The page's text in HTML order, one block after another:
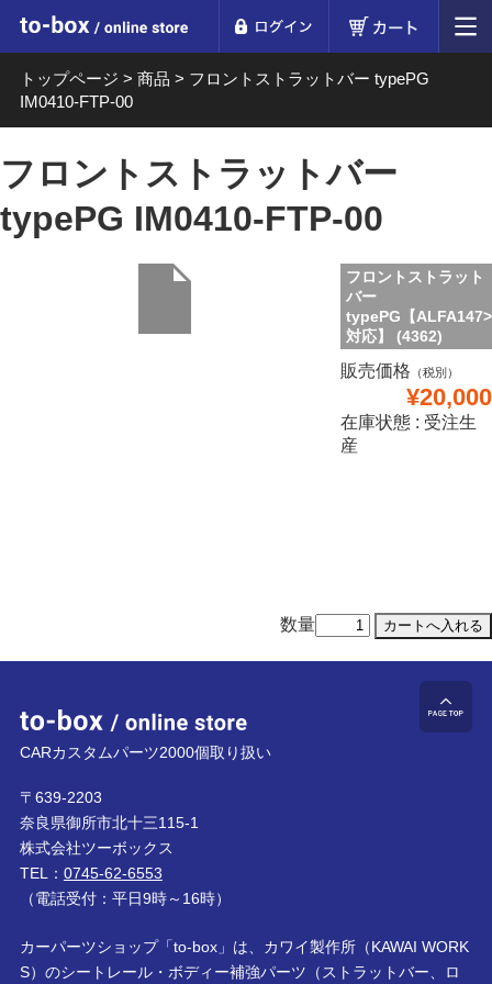
to-box online store
トップページ > 商品 > フロントストラットバー typePG
IM0410-FTP-00
フロントストラットバー
typePG IM0410-FTP-00
フロントストラット
バー
typePG【
対応】 (4362)
販売価格 （税別）
¥20,000
在庫状態 : 受注生
産
数量
to-box online store
CARカスタムパーツ2000個取り扱い
〒639-2203
奈良県御所市北十三115-1
株式会社ツーボックス
TEL： 0745-62-6553
（電話受付：平日9時～16時）
カーパーツショップ「to-box」は、カワイ製作所（KAWAI WORK
S）のシートレール・ボディー補強パーツ（ストラットバー、ロ